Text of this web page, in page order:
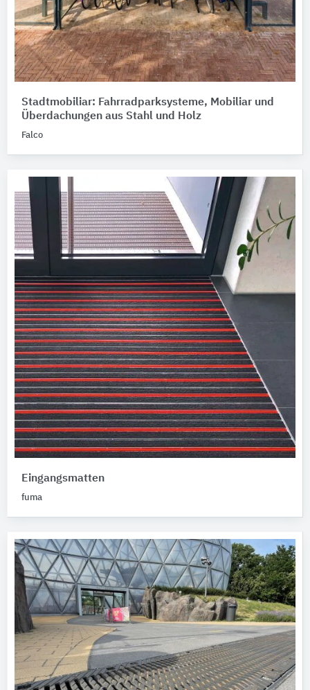
Stadtmobiliar: Fahrradparksysteme, Mobiliar und
Überdachungen aus Stahl und Holz
Falco
Eingangsmatten
fuma